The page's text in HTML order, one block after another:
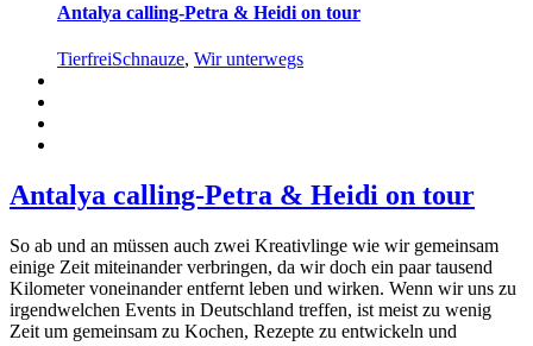
Antalya calling-Petra & Heidi on tour
TierfreiSchnauze, Wir unterwegs
Antalya calling-Petra & Heidi on tour
So ab und an müssen auch zwei Kreativlinge wie wir gemeinsam
einige Zeit miteinander verbringen, da wir doch ein paar tausend
Kilometer voneinander entfernt leben und wirken. Wenn wir uns zu
irgendwelchen Events in Deutschland treffen, ist meist zu wenig
Zeit um gemeinsam zu Kochen, Rezepte zu entwickeln und